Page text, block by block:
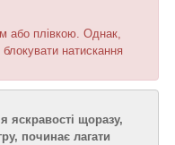
або плівкою. Однак,
натискання
яскравості щоразу,
починає лагати